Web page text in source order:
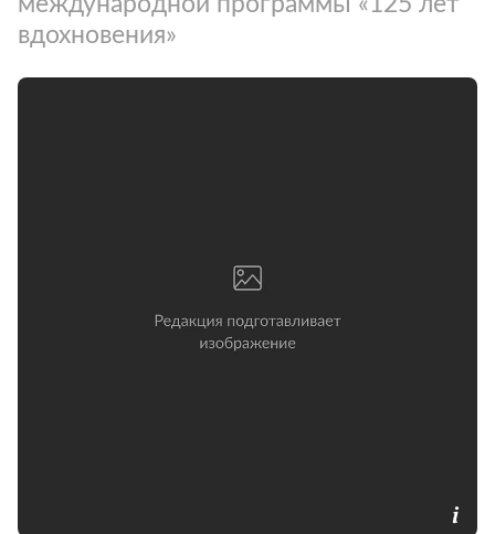
вдохновения»